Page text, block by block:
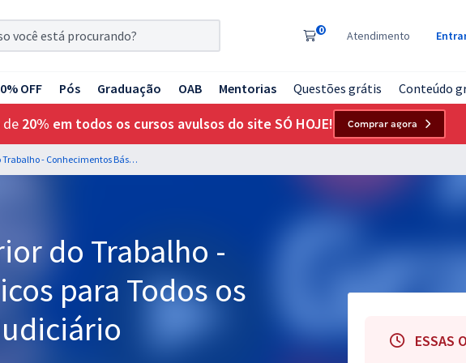
0 Atendimento
OFF Pós Graduação OAB Mentorias Questões grátis Conteúdo
de 20% em todos os cursos avulsos do site SÓ HOJE! Comprar agora
TST - Tribunal Superior do Trabalho - Conhecimentos Básicos para Todos os Cargos de Analista Judiciário
do Trabalho -
para Todos os
ESSAS